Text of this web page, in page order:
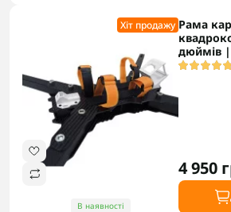
Хіт продажу
В наявності
Рама
дюймів |
4 950